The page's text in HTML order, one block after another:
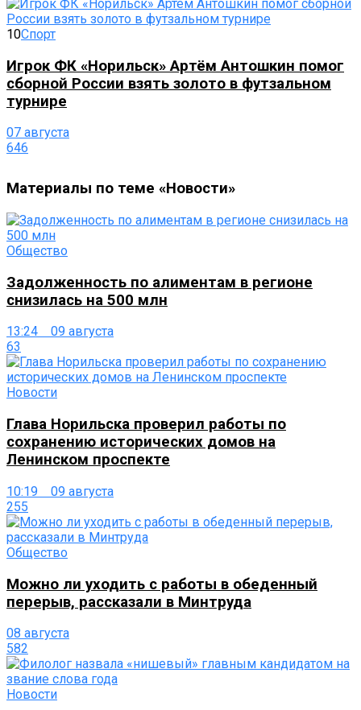
10Спорт
Игрок ФК «Норильск» Артём Антошкин помог
сборной России взять золото в футзальном
турнире
07 августа
646
Материалы по теме «Новости»
Общество
Задолженность по алиментам в регионе
снизилась на 500 млн
13:24 09 августа
63
Новости
Глава Норильска проверил работы по
сохранению исторических домов на
Ленинском проспекте
10:19 09 августа
255
Общество
Можно ли уходить с работы в обеденный
перерыв, рассказали в Минтруда
08 августа
582
Новости